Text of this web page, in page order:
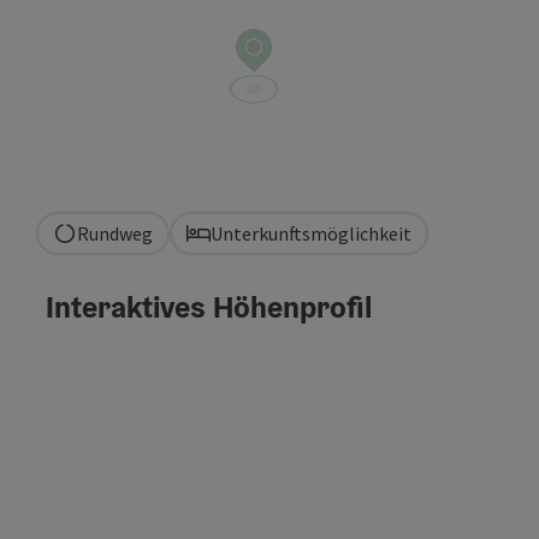
Rundweg Unterkunftsmöglichkeit
Interaktives Höhenprofil